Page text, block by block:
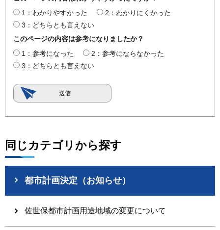
1：わかりやすかった
2：わかりにくかった
3：どちらとも言えない
このページの内容は参考になりましたか？
1：参考になった
2：参考にならなかった
3：どちらとも言えない
同じカテゴリから探す
都市計画決定（お知らせ）
佐世保都市計画用途地域の変更について